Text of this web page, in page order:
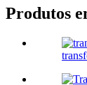
Produtos